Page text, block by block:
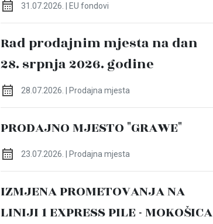
31.07.2026. | EU fondovi
Rad prodajnim mjesta na dan
28. srpnja 2026. godine
28.07.2026. | Prodajna mjesta
PRODAJNO MJESTO "GRAWE"
23.07.2026. | Prodajna mjesta
IZMJENA PROMETOVANJA NA
LINIJI 1 EXPRESS PILE - MOKOŠICA